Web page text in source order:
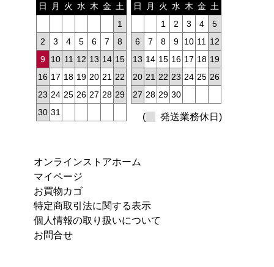
日
月 火 水 木 金 土
1
2
3 4 5 6 7
8
9
10 11 12 13 14 15
16 17 18 19 20 21 22
23 24 25 26 27 28 29
30 31
日
月 火 水 木 金 土
1
2 3 4
5
6
7 8 9 10 11
12
13 14 15 16 17 18 19
20 21 22 23 24 25 26
27 28 29 30
( 発送業務休日)
オンラインストアホーム
マイページ
お買物カゴ
特定商取引法に関する表示
個人情報の取り扱いについて
お問合せ